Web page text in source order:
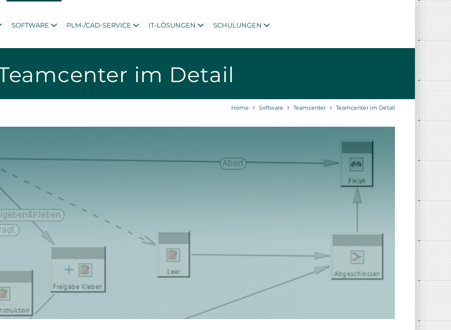
SOFTWARE PLM-/CAD-SERVICE IT-LÖSUNGEN SCHULUNGEN
im Detail
Home Software Teamcenter Teamcenter im Detail